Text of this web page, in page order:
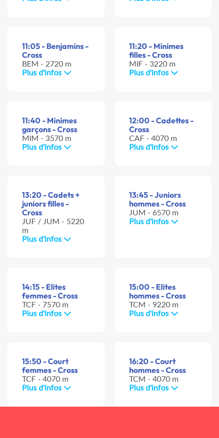
11:05 - Benjamins -
Cross
BEM - 2720 m
Plus d'infos
11:20 - Minimes
filles - Cross
MIF - 3220 m
Plus d'infos
11:40 - Minimes
garçons - Cross
MIM - 3570 m
Plus d'infos
12:00 - Cadettes -
Cross
CAF - 4070 m
Plus d'infos
13:20 - Cadets +
juniors filles -
Cross
JUF / JUM - 5220
m
Plus d'infos
13:45 - Juniors
hommes - Cross
JUM - 6570 m
Plus d'infos
14:15 - Elites
femmes - Cross
TCF - 7570 m
Plus d'infos
15:00 - Elites
hommes - Cross
TCM - 9220 m
Plus d'infos
15:50 - Court
femmes - Cross
TCF - 4070 m
Plus d'infos
16:20 - Court
hommes - Cross
TCM - 4070 m
Plus d'infos